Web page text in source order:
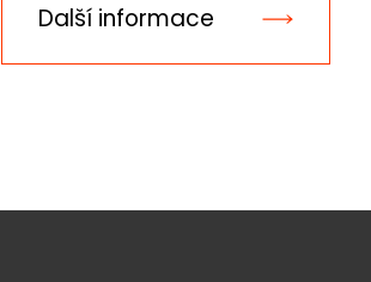
Další informace